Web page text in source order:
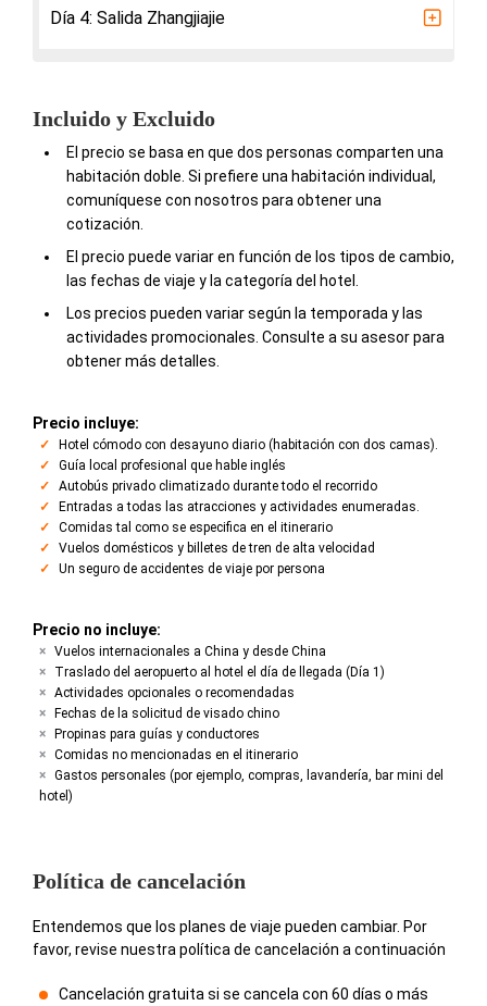
Día 4: Salida Zhangjiajie
Incluido y Excluido
El precio se basa en que dos personas comparten una
habitación doble. Si prefiere una habitación individual,
comuníquese con nosotros para obtener una
cotización.
El precio puede variar en función de los tipos de cambio,
las fechas de viaje y la categoría del hotel.
Los precios pueden variar según la temporada y las
actividades promocionales. Consulte a su asesor para
obtener más detalles.
Precio incluye:
Hotel cómodo con desayuno diario (habitación con dos camas).
Guía local profesional que hable inglés
Autobús privado climatizado durante todo el recorrido
Entradas a todas las atracciones y actividades enumeradas.
Comidas tal como se especifica en el itinerario
Vuelos domésticos y billetes de tren de alta velocidad
Un seguro de accidentes de viaje por persona
Precio no incluye:
Vuelos internacionales a China y desde China
Traslado del aeropuerto al hotel el día de llegada (Día 1)
Actividades opcionales o recomendadas
Fechas de la solicitud de visado chino
Propinas para guías y conductores
Comidas no mencionadas en el itinerario
Gastos personales (por ejemplo, compras, lavandería, bar mini del
hotel)
Política de cancelación
Entendemos que los planes de viaje pueden cambiar. Por
favor, revise nuestra política de cancelación a continuación
Cancelación gratuita si se cancela con 60 días o más